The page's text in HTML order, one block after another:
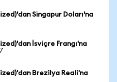
Singapur Doları'na
İsviçre Frangı'na
Brezilya Reali'na